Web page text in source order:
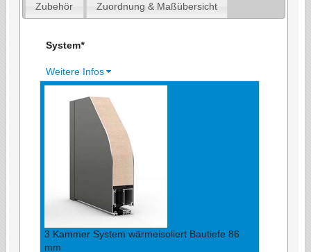
Zubehör Zuordnung & Maßübersicht
System*
Weitere Infos
3 Kammer System wärmeisoliert Bautiefe 86
mm